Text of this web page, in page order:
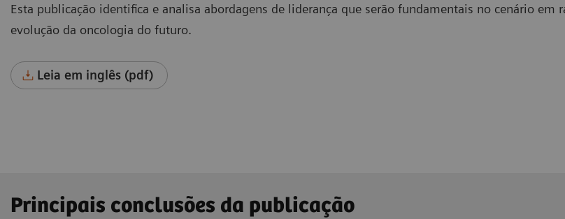
Esta publicação identifica e analisa abordagens de liderança que serão fundamentais no cenário em
evolução da oncologia do futuro.
Leia em inglês (pdf)
Principais conclusões da publicação